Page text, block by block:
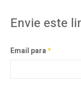
Envie este
Email para*